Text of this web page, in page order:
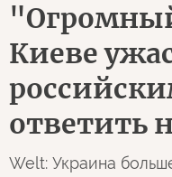
Киеве
ответить
Welt: Украина